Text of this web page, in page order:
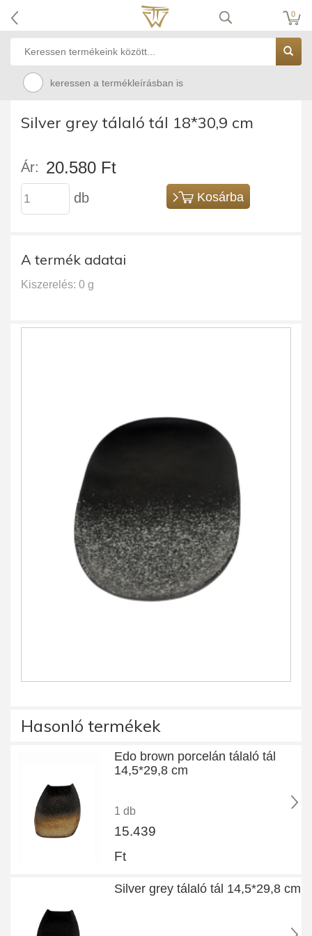
0
keressen a termékleírásban is
Silver grey tálaló tál 18*30,9 cm
Ár: 20.580 Ft
db Kosárba
A termék adatai
Kiszerelés: 0 g
Hasonló termékek
Edo brown porcelán tálaló tál
14,5*29,8 cm
1 db
15.439
Ft
Silver grey tálaló tál 14,5*29,8 cm